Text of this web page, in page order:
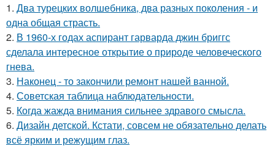
1. Два турецких волшебника, два разных поколения - и
одна общая страсть.
2. В 1960-х годах аспирант гарварда джин бриггс
сделала интересное открытие о природе человеческого
гнева.
3. Наконец - то закончили ремонт нашей ванной.
4. Советская таблица наблюдательности.
5. Когда жажда внимания сильнее здравого смысла.
6. Дизайн детской. Кстати, совсем не обязательно делать
всё ярким и режущим глаз.